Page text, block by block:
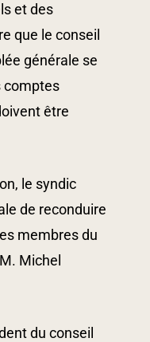
et des
que le conseil
générale se
comptes
être
le syndic
de reconduire
membres du
Michel
du conseil